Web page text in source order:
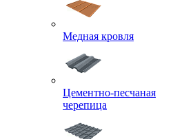
Медная кровля
Цементно-песчаная
черепица